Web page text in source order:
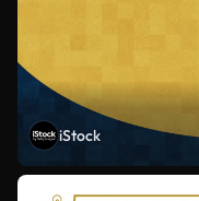
iStock